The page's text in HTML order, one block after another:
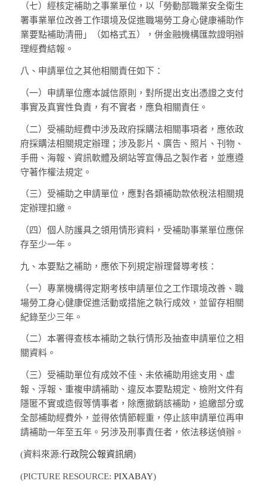
（七） 經核定補助之事業單位，以「勞動部職業安全衛生
署事業單位改善工作環境及促進職場勞工身心健康補助作
業要點補助清冊」（如格式五），併金融機構匯款證明辦
理經費結報。
八、 申請單位之其他相關責任如下：
（一） 申請單位應本誠信原則，對所提出支出憑證之支付
事實及真實性負責，有不實者，應負相關責任。
（二） 受補助經費中涉及政府採購法相關事項者，應依政
府採購法相關規定辦理；涉及影片、廣告、照片、刊物、
手冊、海報、資訊軟體及網站等宣傳品之製作者，並應遵
守著作權法規定。
（三） 受補助之申請單位，應對各類補助款依稅法相關規
定辦理扣繳。
（四） 個人防護具之領用情形資料，受補助事業單位應保
存至少一年。
九、 本要點之補助，應依下列規定辦理督導考核：
（一） 專業機構得定期考核申請單位之工作環境改善、職
場勞工身心健康促進活動或措施之執行成效，並留存相關
紀錄至少三年。
（二） 本署得查核本補助之執行情形及抽查申請單位之相
關資料。
（三） 受補助單位有成效不佳、未依補助用途支用、虛
報、浮報、重複申請補助、違反本要點規定、檢附文件有
隱匿不實或造假等情事者，除應撤銷該補助，追繳部分或
全部補助經費外，並得依情節輕重，停止該申請單位再申
請補助一年至五年。另涉及刑事責任者，依法移送偵辦。
(資料來源:行政院公報資訊網)
(PICTURE RESOURCE: PIXABAY)